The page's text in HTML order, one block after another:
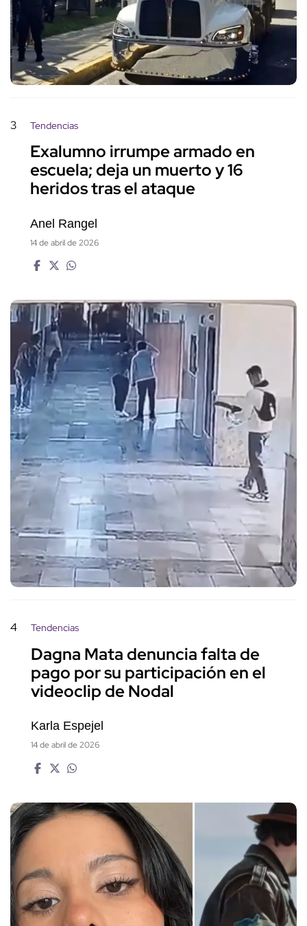
3 Tendencias
Exalumno irrumpe armado en
escuela; deja un muerto y 16
heridos tras el ataque
Anel Rangel
14 de abril de 2026
4 Tendencias
Dagna Mata denuncia falta de
pago por su participación en el
videoclip de Nodal
Karla Espejel
14 de abril de 2026